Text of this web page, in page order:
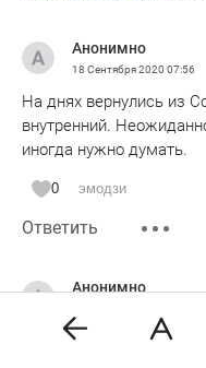
Анонимно
18 Сентября 2020 07:56
На днях вернулись из
внутренний.
иногда нужно думать.
0 эмодзи
Ответить
Анонимно
Тут не имеет значение